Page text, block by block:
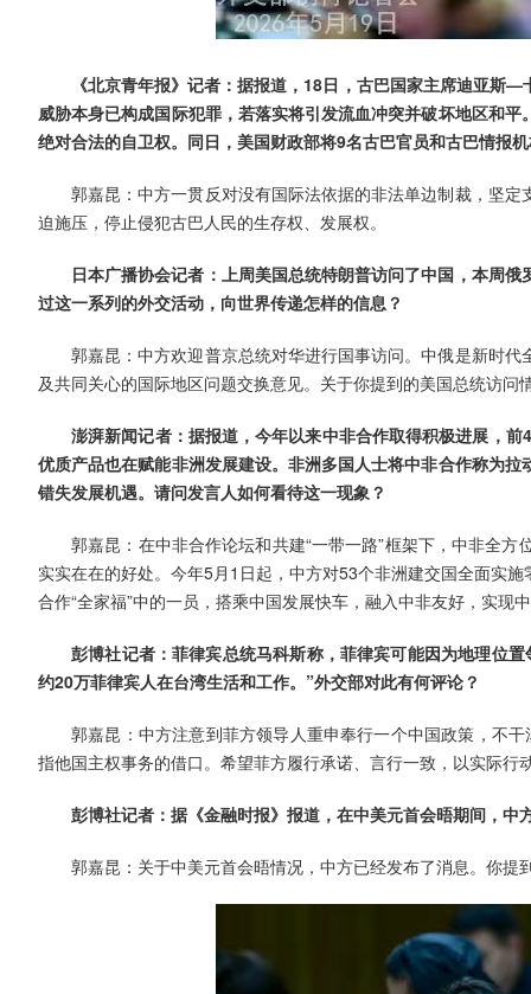
《北京青年报》记者：据报道，18日，古巴国家主席迪亚斯
威胁本身已构成国际犯罪，若落实将引发流血冲突并破坏地区和
绝对合法的自卫权。同日，美国财政部将9名古巴官员和古巴情报
郭嘉昆：中方一贯反对没有国际法依据的非法单边制裁，坚
迫施压，停止侵犯古巴人民的生存权、发展权。
日本广播协会记者：上周美国总统特朗普访问了中国，本周
过这一系列的外交活动，向世界传递怎样的信息？
郭嘉昆：中方欢迎普京总统对华进行国事访问。中俄是新时
及共同关心的国际地区问题交换意见。关于你提到的美国总统访问
澎湃新闻记者：据报道，今年以来中非合作取得积极进展，
优质产品也在赋能非洲发展建设。非洲多国人士将中非合作称为
错失发展机遇。请问发言人如何看待这一现象？
郭嘉昆：在中非合作论坛和共建“一带一路”框架下，中非全
实实在在的好处。今年5月1日起，中方对53个非洲建交国全面实
合作“全家福”中的一员，搭乘中国发展快车，融入中非友好，实现
彭博社记者：菲律宾总统马科斯称，菲律宾可能因为地理位
约20万菲律宾人在台湾生活和工作。”外交部对此有何评论？
郭嘉昆：中方注意到菲方领导人重申奉行一个中国政策，不
指他国主权事务的借口。希望菲方履行承诺、言行一致，以实际行
彭博社记者：据《金融时报》报道，在中美元首会晤期间，
郭嘉昆：关于中美元首会晤情况，中方已经发布了消息。你提